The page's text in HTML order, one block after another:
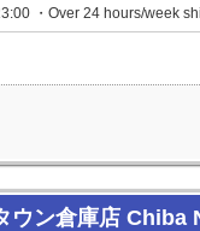
・Over 24 hours/week
ウン倉庫店